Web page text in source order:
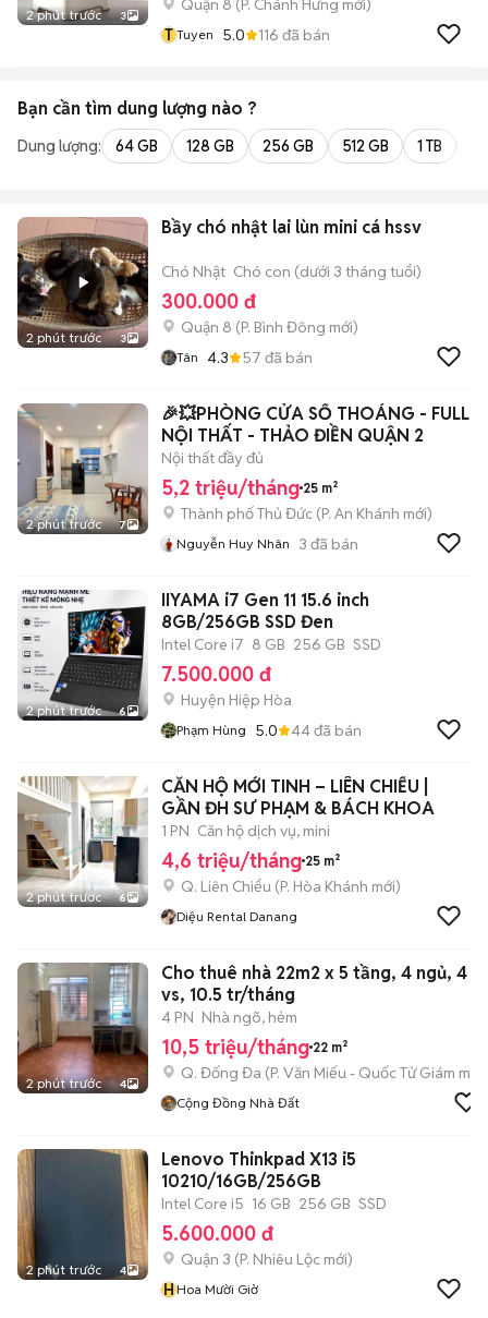
2 phút trước 3
Quận 8 (P. Chánh Hưng mới)
T Tuyen 5.0 116 đã bán
Bạn cần tìm dung lượng nào ?
Dung lượng: 64 GB 128 GB 256 GB 512 GB 1 TB
2 phút trước 3
Bầy chó nhật lai lùn mini cá hssv
Chó Nhật Chó con (dưới 3 tháng tuổi)
300.000 đ
Quận 8 (P. Bình Đông mới)
Tân 4.3 57 đã bán
2 phút trước 7
🎉💥PHÒNG CỬA SỔ THOÁNG - FULL
NỘI THẤT - THẢO ĐIỀN QUẬN 2
Nội thất đầy đủ
5,2 triệu/tháng 25 m²
Thành phố Thủ Đức (P. An Khánh mới)
Nguyễn Huy Nhân 3 đã bán
2 phút trước 6
IIYAMA i7 Gen 11 15.6 inch
8GB/256GB SSD Đen
Intel Core i7 8 GB 256 GB SSD
7.500.000 đ
Huyện Hiệp Hòa
Phạm Hùng 5.0 44đã bán
2 phút trước 6
CĂN HỘ MỚI TINH – LIÊN CHIỂU |
GẦN ĐH SƯ PHẠM & BÁCH KHOA
1 PN Căn hộ dịch vụ, mini
4,6 triệu/tháng 25 m²
Q. Liên Chiểu (P. Hòa Khánh mới)
Diệu Rental Danang
2 phút trước 4
Cho thuê nhà 22m2 x 5 tầng, 4 ngủ, 4
vs, 10.5 tr/tháng
4 PN Nhà ngõ, hẻm
10,5 triệu/tháng 22 m²
Q. Đống Đa (P. Văn Miếu - Quốc Tử Giám mới)
Cộng Đồng Nhà Đất
2 phút trước 4
Lenovo Thinkpad X13 i5
10210/16GB/256GB
Intel Core i5 16 GB 256 GB SSD
5.600.000 đ
Quận 3 (P. Nhiêu Lộc mới)
HHoa Mười Giờ